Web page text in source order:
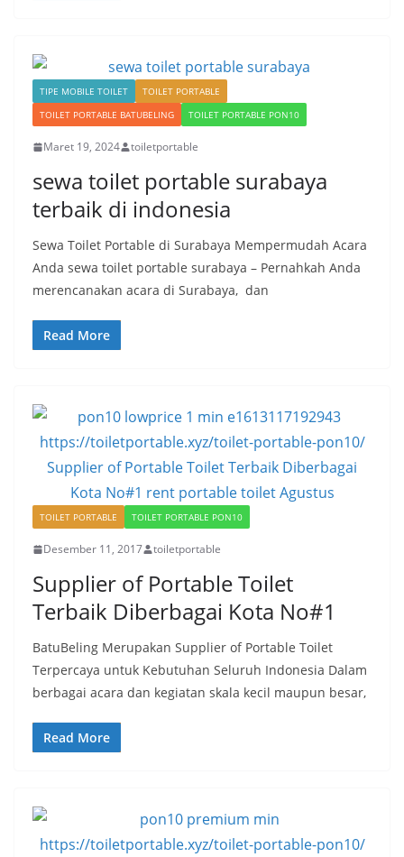
TIPE MOBILE TOILET
TOILET PORTABLE
TOILET PORTABLE BATUBELING
TOILET PORTABLE PON10
Maret 19, 2024 toiletportable
sewa toilet portable surabaya
terbaik di indonesia
Sewa Toilet Portable di Surabaya Mempermudah Acara
Anda sewa toilet portable surabaya – Pernahkah Anda
merencanakan acara di Surabaya, dan
Read More
TOILET PORTABLE TOILET PORTABLE PON10
Desember 11, 2017 toiletportable
Supplier of Portable Toilet
Terbaik Diberbagai Kota No#1
BatuBeling Merupakan Supplier of Portable Toilet
Terpercaya untuk Kebutuhan Seluruh Indonesia Dalam
berbagai acara dan kegiatan skala kecil maupun besar,
Read More